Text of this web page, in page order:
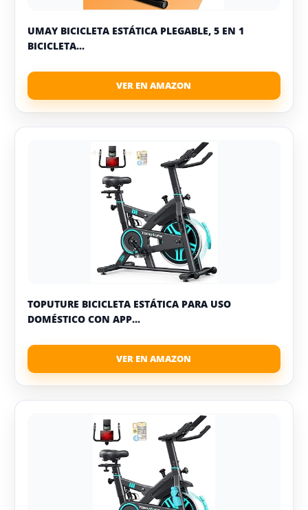
UMAY BICICLETA ESTÁTICA PLEGABLE, 5 EN 1
BICICLETA...
TOPUTURE BICICLETA ESTÁTICA PARA USO
DOMÉSTICO CON APP...